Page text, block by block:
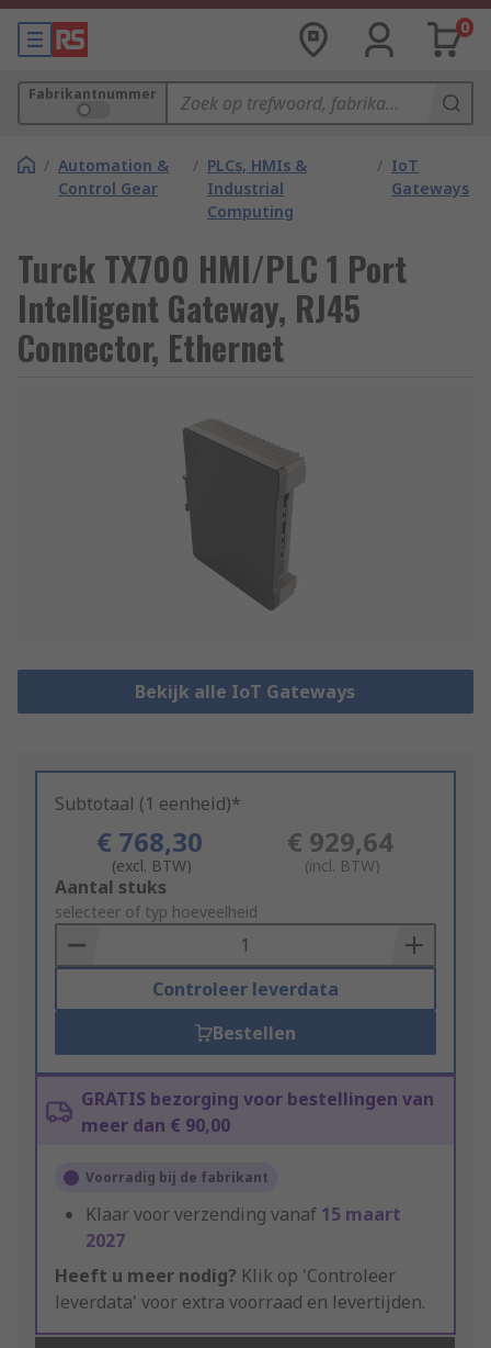
0
Fabrikantnummer
/ Automation &
Control Gear
/ PLCs, HMIs &
Industrial
Computing
/ IoT
Gateways
Turck TX700 HMI/PLC 1 Port
Intelligent Gateway, RJ45
Connector, Ethernet
Bekijk alle IoT Gateways
Subtotaal (1 eenheid)*
€ 768,30
(excl. BTW)
€ 929,64
(incl. BTW)
Add
to
Basket
Aantal stuks
selecteer of typ hoeveelheid
Controleer leverdata
Bestellen
GRATIS bezorging voor bestellingen van
meer dan € 90,00
Voorradig bij de fabrikant
Klaar voor verzending vanaf 15 maart
2027
Heeft u meer nodig? Klik op 'Controleer
leverdata' voor extra voorraad en levertijden.